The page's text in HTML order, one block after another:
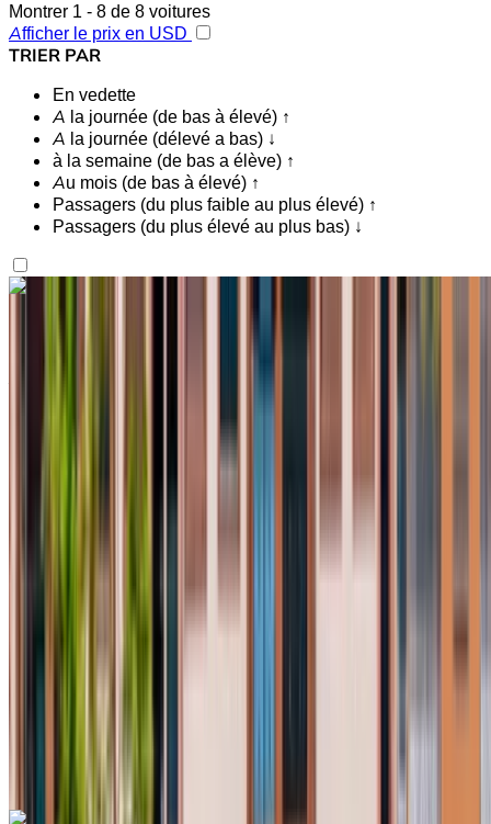
Montrer 1 - 8 de 8 voitures
Afficher le prix en USD
TRIER PAR
En vedette
A la journée (de bas à élevé) ↑
A la journée (délevé a bas) ↓
à la semaine (de bas a élève) ↑
Au mois (de bas à élevé) ↑
Passagers (du plus faible au plus élevé) ↑
Passagers (du plus élevé au plus bas) ↓
Vous aimez ce que vous voyez ?
Renault Clio 2023
Aéroport international de Fès, Fès
international de Fès, Fès
WhatsApp